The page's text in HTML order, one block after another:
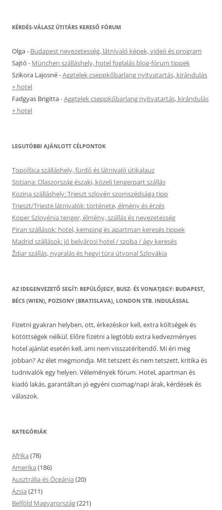
KÉRDÉS-VÁLASZ ÚTITÁRS KERESŐ FÓRUM
Olga- Budapest nevezetesség, látnivaló képek, videó és program
Sajtó - München szálláshely, hotel foglalás blog-fórum tippek
Szikora Lajosné-Aggtelek cseppkőbarlang nyitvatartás, kirándulás
+ hotel
Fadgyas Brigitta-Aggtelek cseppkőbarlang nyitvatartás, kirándulás
+ hotel
LEGUTÓBBI AJÁNLOTT CÉLPONTOK
Topolšica szálláshely, fürdő és látnivaló útikalauz
Sistiana: Olaszország északi, közeli tengerpart szállás
Kozina szálláshely: Trieszt szlovén szomszédsága tipp
Trieszt/Trieste látnivalók: története, élmény és érzés
Koper Szlovénia tenger, élmény, szállás és nevezetesség
Piran szállások: hotel, kemping és apartman keresés tippek
Madrid szállások: jó belvárosi hotel / szoba / ágy keresés
Ždiar szállás, nyaralás és hegyi túra útvonal Szlovákia
AZ IDEGENVEZETŐ SEGÍT: REPÜLŐJEGY, BUSZ- ÉS VONATJEGY: BUDAPEST,
BÉCS (WIEN), POZSONY (BRATISLAVA), LONDON STB. INDULÁSSAL
Fizetni gyakran helyben, ott, érkezéskor kell, extra költségek és
kötöttségek nélkül. Előre fizetni a legtöbb extra kedvezményes
hotel ajánlat esetén kell, ami nem visszatérítendő. Mi éri meg
jobban? Az élet megmondja. Mit tetszett és nem tetszett, kritika és
tudnivalók egy helyen. Vélemények fórum. Hotel, apartman és
kiadó lakás, garantáltan jó egyéni csomag/napi árak, kérdések és
válaszok.
KATEGÓRIÁK
Afrika (78)
Amerika (186)
Ausztrália és Óceánia (20)
Ázsia (211)
Belföld Magyarország(221)